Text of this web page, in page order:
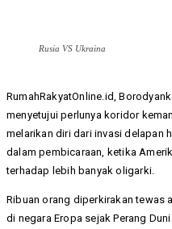
Rusia VS Ukraina
RumahRakyatOnline.id,
menyetujui perlunya koridor
melarikan diri dari invasi delapan
dalam pembicaraan, ketika
terhadap lebih banyak oligarki.
Ribuan orang diperkirakan tewas
di negara Eropa sejak Perang